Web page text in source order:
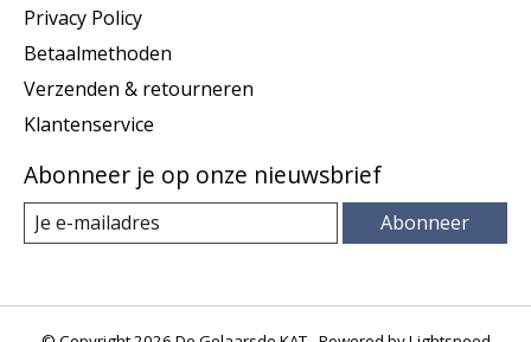
Privacy Policy
Betaalmethoden
Verzenden & retourneren
Klantenservice
Abonneer je op onze nieuwsbrief
Abonneer